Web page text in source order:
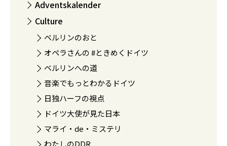
Adventskalender
Culture
ベルリンのおと
オペラさんの #ときめくドイツ
ベルリンへの道
音楽でもっとわかるドイツ
日独ハーフの視点
ドイツ大使が見た日本
マライ・de・ミステリ
わたしのDDR